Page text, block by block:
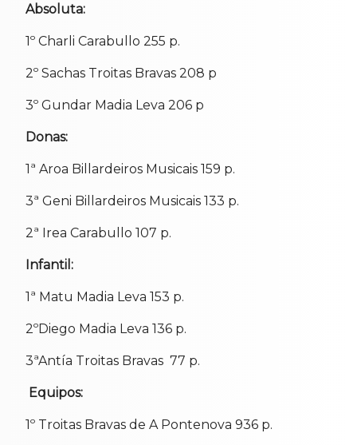
Absoluta:
1º Charli Carabullo 255 p.
2º Sachas Troitas Bravas 208 p
3º Gundar Madia Leva 206 p
Donas:
1ª Aroa Billardeiros Musicais 159 p.
3ª Geni Billardeiros Musicais 133 p.
2ª Irea Carabullo 107 p.
Infantil:
1ª Matu Madia Leva 153 p.
2ºDiego Madia Leva 136 p.
3ªAntía Troitas Bravas 77 p.
Equipos:
1º Troitas Bravas de A Pontenova 936 p.